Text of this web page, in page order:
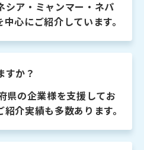
シア・ミャンマー・ネパ
心にご紹介しています。
すか？
県の企業様を支援してお
介実績も多数あります。